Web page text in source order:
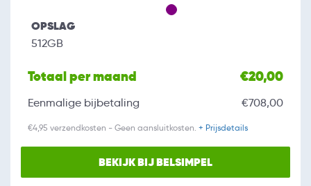
OPSLAG
512GB
Totaal per maand €20,00
Eenmalige bijbetaling €708,00
€4,95 verzendkosten - Geen aansluitkosten. + Prijsdetails
BEKIJK BIJ BELSIMPEL